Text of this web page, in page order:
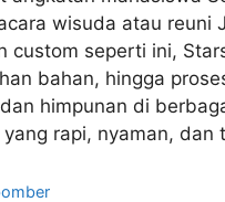
wisuda atau reuni
custom seperti ini,
bahan, hingga
himpunan di
rapi, nyaman, dan